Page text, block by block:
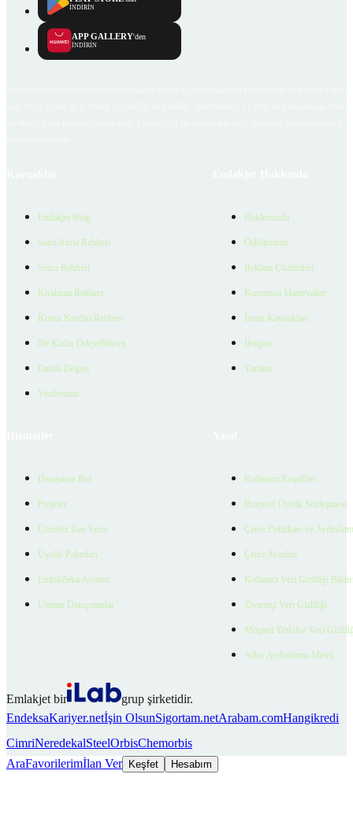
İNDİRİN
APP GALLERY'den
İNDİRİN
Emlakjet Blog
Satın Alma Rehberi
Satıcı Rehberi
Kiralama Rehberi
Konut Kredisi Rehberi
Ne Kadar Ödeyebilirim
Emlak Değeri
Verilerimiz
Hakkımızda
Ödüllerimiz
Reklam Çözümleri
Kurumsal Materyaller
İnsan Kaynakları
İletişim
Yardım
Danışman Bul
Projeler
Ücretsiz İlan Verin
Üyelik Paketleri
EmlakZeka Asistan
Uzman Danışmanlar
Kullanım Koşulları
Bireysel Üyelik Sözleşmesi
Çerez Politikası ve
Çerez Ayarları
Kullanıcı Veri Gizliliği
Ziyaretçi Veri Gizliliği
Müşteri Yetkilisi Veri
Aday Aydınlatma Metni
Emlakjet bir
grup şirketidir.
EndeksaKariyer.netİşin OlsunSigortam.netArabam.comHangikredi
CimriNeredekalSteelOrbisChemorbis
AraFavorilerimİlan Ver Keşfet Hesabım